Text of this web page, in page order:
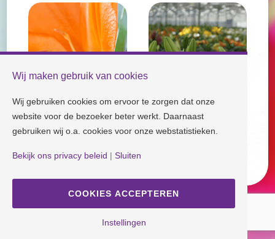
Check our socials and stay tuned!
Wij maken gebruik van cookies
Wij gebruiken cookies om ervoor te zorgen dat onze
website voor de bezoeker beter werkt. Daarnaast
gebruiken wij o.a. cookies voor onze webstatistieken.
Bekijk ons privacy beleid | Sluiten
COOKIES ACCEPTEREN
Instellingen